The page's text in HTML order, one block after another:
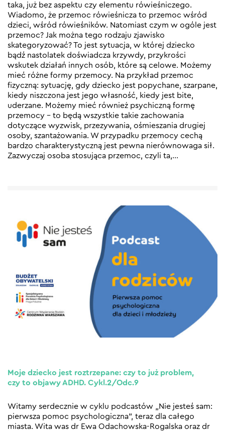
taka, już bez aspektu czy elementu rówieśniczego.
Wiadomo, że przemoc rówieśnicza to przemoc wśród
dzieci, wśród rówieśników. Natomiast czym w ogóle jest
przemoc? Jak można tego rodzaju zjawisko
skategoryzować? To jest sytuacja, w której dziecko
bądź nastolatek doświadcza krzywdy, przykrości
wskutek działań innych osób, które są celowe. Możemy
mieć różne formy przemocy. Na przykład przemoc
fizyczną: sytuację, gdy dziecko jest popychane, szarpane,
kiedy niszczona jest jego własność, kiedy jest bite,
uderzane. Możemy mieć również psychiczną formę
przemocy – to będą wszystkie takie zachowania
dotyczące wyzwisk, przezywania, ośmieszania drugiej
osoby, szantażowania. W przypadku przemocy cechą
bardzo charakterystyczną jest pewna nierównowaga sił.
Zazwyczaj osoba stosująca przemoc, czyli ta,…
Moje dziecko jest roztrzepane: czy to już problem,
czy to objawy ADHD. Cykl.2/Odc.9
Witamy serdecznie w cyklu podcastów „Nie jesteś sam:
pierwsza pomoc psychologiczna”, teraz dla całego
miasta. Wita was dr Ewa Odachowska-Rogalska oraz dr